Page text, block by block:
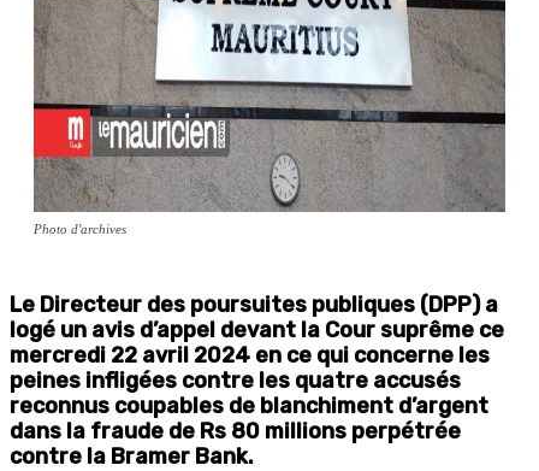
Photo d'archives
Le Directeur des poursuites publiques (DPP) a
logé un avis d’appel devant la Cour suprême ce
mercredi 22 avril 2024 en ce qui concerne les
peines infligées contre les quatre accusés
reconnus coupables de blanchiment d’argent
dans la fraude de Rs 80 millions perpétrée
contre la Bramer Bank.